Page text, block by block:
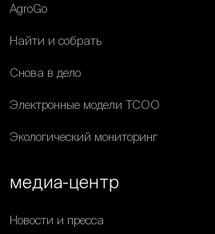
AgroGo
Найти и собрать
Снова в дело
Электронные модели ТСОО
Экологический мониторинг
медиа-центр
Новости и пресса